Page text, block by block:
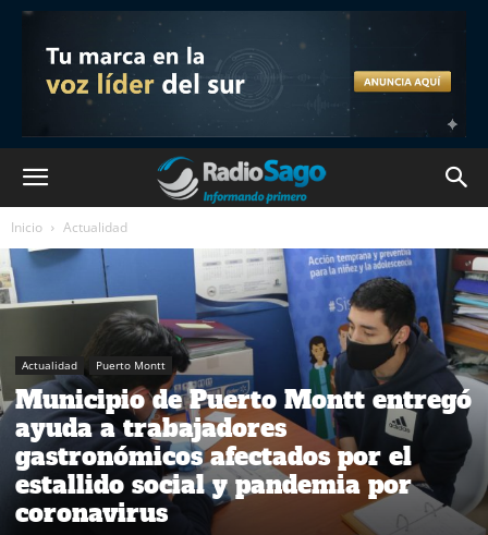
Inicio Actualidad
Actualidad Puerto Montt
Municipio de Puerto Montt entregó
ayuda a trabajadores
gastronómicos afectados por el
estallido social y pandemia por
coronavirus